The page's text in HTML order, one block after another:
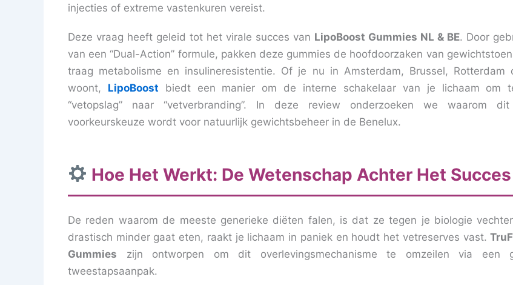
injecties of extreme vastenkuren vereist.
Deze vraag heeft geleid tot het virale succes van LipoBoost Gummies NL & BE. Door
van een “Dual-Action” formule, pakken deze gummies de hoofdoorzaken van
traag metabolisme en insulineresistentie. Of je nu in Amsterdam, Brussel, Rotterdam
woont, LipoBoost biedt een manier om de interne schakelaar van je lichaam om
“vetopslag” naar “vetverbranding”. In deze review onderzoeken we waarom
voorkeurskeuze wordt voor natuurlijk gewichtsbeheer in de Benelux.
Hoe Het Werkt: De Wetenschap Achter Het Succes
De reden waarom de meeste generieke diëten falen, is dat ze tegen je biologie
drastisch minder gaat eten, raakt je lichaam in paniek en houdt het vetreserves vast.
Gummies zijn ontworpen om dit overlevingsmechanisme te omzeilen via een
tweestapsaanpak.